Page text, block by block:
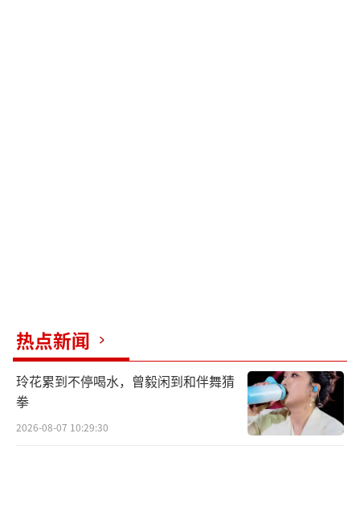
热点新闻
玲花累到不停喝水，曾毅闲到和伴舞猜
拳
2026-08-07 10:29:30